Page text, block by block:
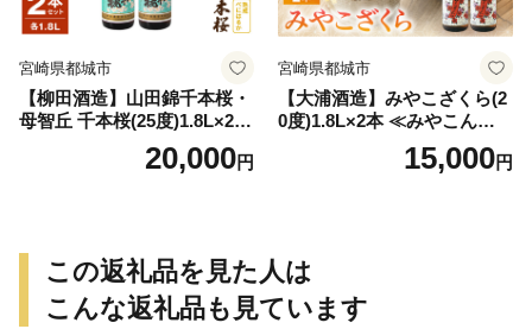
宮崎県都城市
【柳田酒造】山田錦千本桜・
母智丘 千本桜(25度)1.8L×2本
≪みやこんじょ特急便≫_AC
20,000円
宮崎県都城市
【大浦酒造】みやこざくら(2
0度)1.8L×2本 ≪みやこんじょ
特急便≫_MJ-077115,000円
この返礼品を見た人は
こんな返礼品も見ています